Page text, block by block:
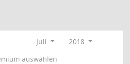
Juli
2018
auswählen